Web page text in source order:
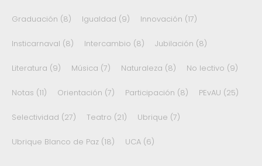
Graduación (8) Igualdad (9) Innovación (17)
Insticarnaval (8) Intercambio (8) Jubilación (8)
Literatura (9) Música (7) Naturaleza (8) No lectivo (9)
Notas (11) Orientación (7) Participación (8) PEvAU (25)
Selectividad (27) Teatro (21) Ubrique (7)
Ubrique Blanco de Paz (18) UCA (6)